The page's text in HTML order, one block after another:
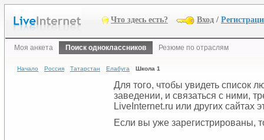
Что здесь есть? Вход /
Моя анкета Поиск одноклассников Резюме по отраслям
Начало Россия Татарстан Елабуга Школа 1
Для того, чтобы увидеть список
заведении, и связаться с ними,
LiveInternet.ru или других сайтах
Если вы уже зарегистрированы,